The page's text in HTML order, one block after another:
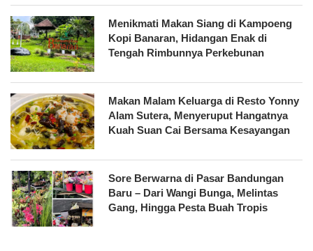
Menikmati Makan Siang di Kampoeng
Kopi Banaran, Hidangan Enak di
Tengah Rimbunnya Perkebunan
Makan Malam Keluarga di Resto Yonny
Alam Sutera, Menyeruput Hangatnya
Kuah Suan Cai Bersama Kesayangan
Sore Berwarna di Pasar Bandungan
Baru – Dari Wangi Bunga, Melintas
Gang, Hingga Pesta Buah Tropis